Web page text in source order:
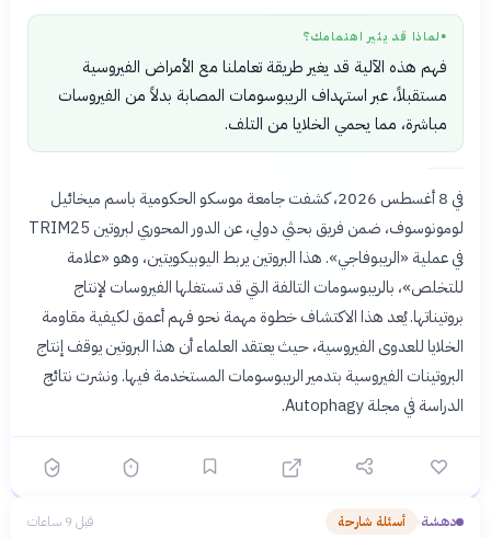
● لماذا قد يثير اهتمامك؟
فهم هذه الآلية قد يغير طريقة تعاملنا مع الأمراض الفيروسية
مستقبلاً، عبر استهداف الريبوسومات المصابة بدلاً من الفيروسات
مباشرة، مما يحمي الخلايا من التلف.
في 8 أغسطس 2026، كشفت جامعة موسكو الحكومية باسم ميخائيل
لومونوسوف، ضمن فريق بحثي دولي، عن الدور المحوري لبروتين TRIM25
في عملية «الريبوفاجي». هذا البروتين يربط اليوبيكويتين، وهو «علامة
للتخلص»، بالريبوسومات التالفة التي قد تستغلها الفيروسات لإنتاج
بروتيناتها. يُعد هذا الاكتشاف خطوة مهمة نحو فهم أعمق لكيفية مقاومة
الخلايا للعدوى الفيروسية، حيث يعتقد العلماء أن هذا البروتين يوقف إنتاج
البروتينات الفيروسية بتدمير الريبوسومات المستخدمة فيها. ونشرت نتائج
الدراسة في مجلة Autophagy.
دهشة› أسئلة شارحة قبل 9 ساعات